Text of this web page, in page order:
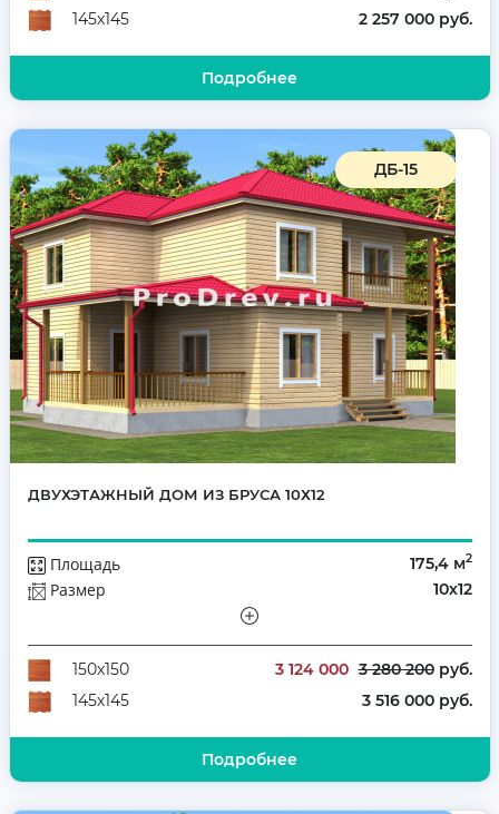
145х145
2 257 000 руб.
Подробнее
ДБ-15
ДВУХЭТАЖНЫЙ ДОМ ИЗ БРУСА 10Х12
Площадь 175,4 м2
Размер 10х12
Количество комнат
6
150х150
3 124 000 3 280 200руб.
145х145
3 516 000 руб.
Подробнее